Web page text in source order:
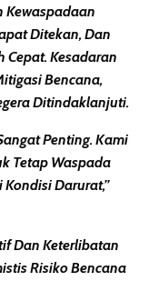
Kewaspadaan
Ditekan, Dan
Kesadaran
Bencana,
Ditindaklanjuti.
Penting. Kami
Tetap Waspada
Darurat,”
Dan Keterlibatan
Risiko Bencana